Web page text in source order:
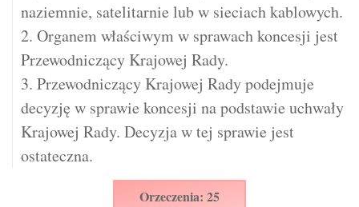
naziemnie, satelitarnie lub w sieciach kablowych.
2. Organem właściwym w sprawach koncesji jest
Przewodniczący Krajowej Rady.
3. Przewodniczący Krajowej Rady podejmuje
decyzję w sprawie koncesji na podstawie uchwały
Krajowej Rady. Decyzja w tej sprawie jest
ostateczna.
Orzeczenia: 25